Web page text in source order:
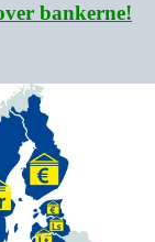
bankerne!